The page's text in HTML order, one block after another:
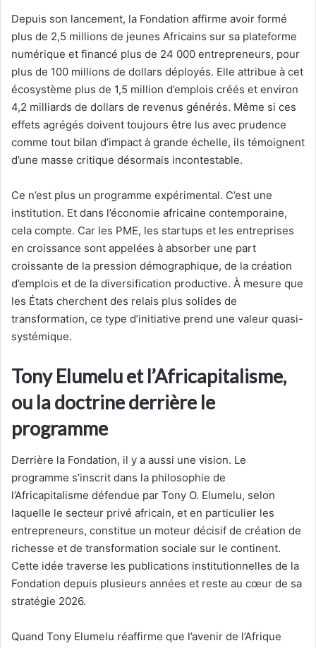
Depuis son lancement, la Fondation affirme avoir formé
plus de 2,5 millions de jeunes Africains sur sa plateforme
numérique et financé plus de 24 000 entrepreneurs, pour
plus de 100 millions de dollars déployés. Elle attribue à cet
écosystème plus de 1,5 million d’emplois créés et environ
4,2 milliards de dollars de revenus générés. Même si ces
effets agrégés doivent toujours être lus avec prudence
comme tout bilan d’impact à grande échelle, ils témoignent
d’une masse critique désormais incontestable.
Ce n’est plus un programme expérimental. C’est une
institution. Et dans l’économie africaine contemporaine,
cela compte. Car les PME, les startups et les entreprises
en croissance sont appelées à absorber une part
croissante de la pression démographique, de la création
d’emplois et de la diversification productive. À mesure que
les États cherchent des relais plus solides de
transformation, ce type d’initiative prend une valeur quasi-
systémique.
Tony Elumelu et l’Africapitalisme,
ou la doctrine derrière le
programme
Derrière la Fondation, il y a aussi une vision. Le
programme s’inscrit dans la philosophie de
l’Africapitalisme défendue par Tony O. Elumelu, selon
laquelle le secteur privé africain, et en particulier les
entrepreneurs, constitue un moteur décisif de création de
richesse et de transformation sociale sur le continent.
Cette idée traverse les publications institutionnelles de la
Fondation depuis plusieurs années et reste au cœur de sa
stratégie 2026.
Quand Tony Elumelu réaffirme que l’avenir de l’Afrique